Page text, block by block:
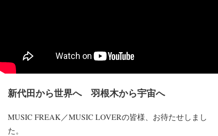
新代田から世界へ 羽根木から宇宙へ
MUSIC FREAK／MUSIC LOVERの皆様、お待たせしまし
た。